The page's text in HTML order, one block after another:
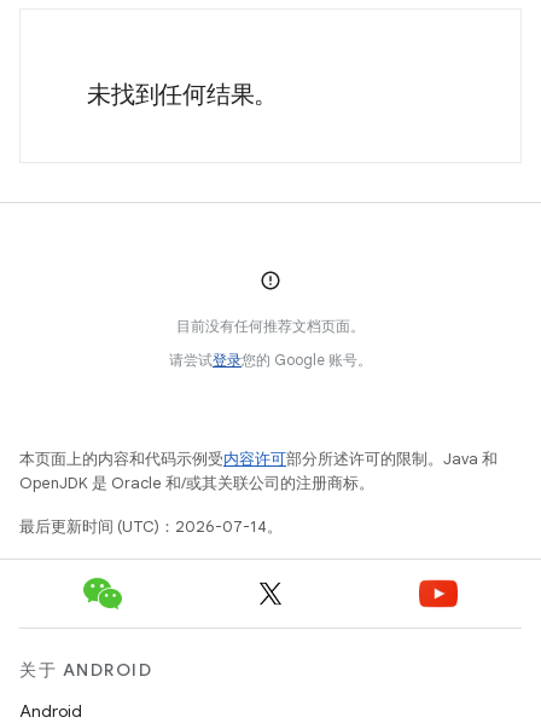
未找到任何结果。
目前没有任何推荐文档页面。
请尝试登录您的 Google 账号。
本页面上的内容和代码示例受内容许可部分所述许可的限制。Java 和
OpenJDK 是 Oracle 和/或其关联公司的注册商标。
最后更新时间 (UTC)：2026-07-14。
关于 ANDROID
Android